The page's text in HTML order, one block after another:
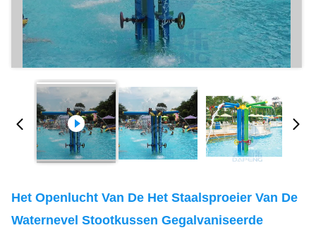
Het Openlucht Van De Het Staalsproeier Van De
Waternevel Stootkussen Gegalvaniseerde